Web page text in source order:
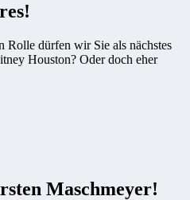
Rolle dürfen wir Sie als nächstes
Houston? Oder doch eher
Maschmeyer!